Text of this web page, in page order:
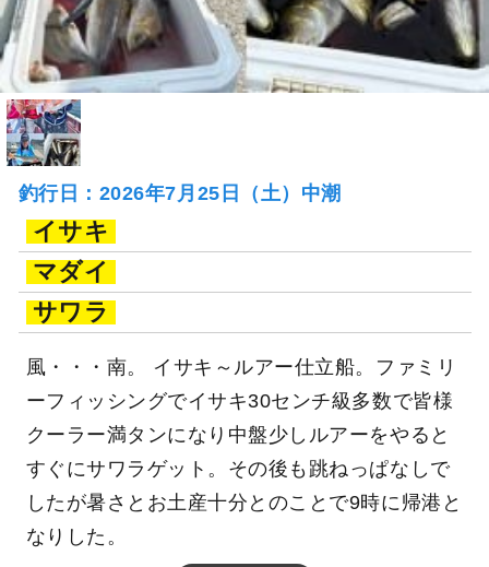
釣行日：2026年7月25日（土）中潮
イサキ
マダイ
サワラ
風・・・南。 イサキ～ルアー仕立船。ファミリ
ーフィッシングでイサキ30センチ級多数で皆様
クーラー満タンになり中盤少しルアーをやると
すぐにサワラゲット。その後も跳ねっぱなしで
したが暑さとお土産十分とのことで9時に帰港と
なりした。